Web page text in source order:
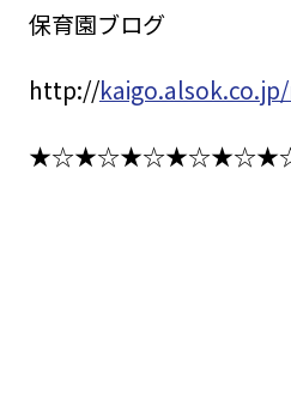
保育園ブログ
http://